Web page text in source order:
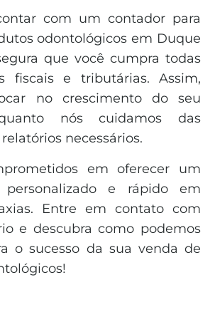
com um contador para
odontológicos em Duque
que você cumpra todas
fiscais e tributárias. Assim,
no crescimento do seu
nós cuidamos das
necessários.
em oferecer um
personalizado e rápido em
Entre em contato com
e descubra como podemos
o sucesso da sua venda de